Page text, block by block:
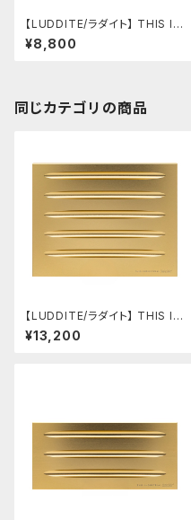
【LUDDITE/ラダイト】 THIS IN
DUSTRIAL Attractive Pen T
ray2（3本用/SV）
¥8,800
同じカテゴリの商品
【LUDDITE/ラダイト】 THIS IN
DUSTRIAL Attractive Pen T
ray2（5本用/GD）
¥13,200